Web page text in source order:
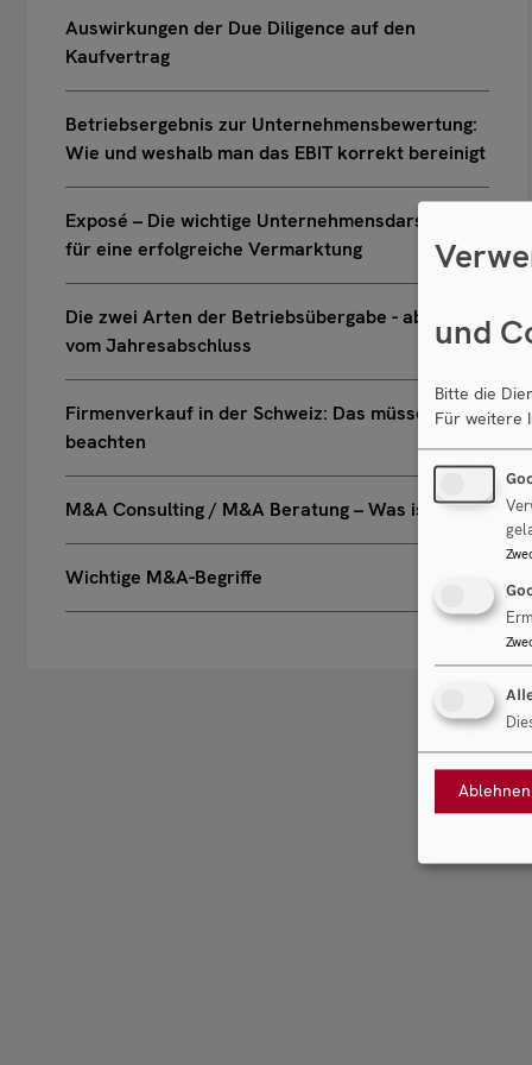
Auswirkungen der Due Diligence auf den
Kaufvertrag
Betriebsergebnis zur Unternehmensbewertung:
Wie und weshalb man das EBIT korrekt bereinigt
Exposé – Die wichtige Unternehmensdarstellung
für eine erfolgreiche Vermarktung
Die zwei Arten der Betriebsübergabe - abhängig
vom Jahresabschluss
Firmenverkauf in der Schweiz: Das müssen Sie
beachten
M&A Consulting / M&A Beratung – Was ist das?
Wichtige M&A-Begriffe
und
Bitte die
Für weitere
Ablehnen